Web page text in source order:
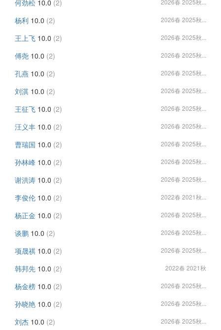
何劲松 10.0 (2) 2026春 2025秋...
杨利 10.0 (2) 2026春 2025秋...
王上飞 10.0 (2) 2026春 2025秋...
傅尧 10.0 (2) 2026春 2025秋...
孔燕 10.0 (2) 2026春 2025秋...
刘淇 10.0 (2) 2026春 2025秋...
王征飞 10.0 (2) 2026春 2025秋...
汪义丰 10.0 (2) 2026春 2025秋...
曹瑞国 10.0 (2) 2026春 2025秋...
孙林峰 10.0 (2) 2026春 2025秋...
谢洪涛 10.0 (2) 2026春 2025秋...
李俊伦 10.0 (2) 2022春 2021秋...
杨正金 10.0 (2) 2026春 2025秋...
谈鹏 10.0 (2) 2026春 2025秋...
项晟祺 10.0 (2) 2026春 2025秋...
韩邦先 10.0 (2) 2022春 2021秋
杨金榜 10.0 (2) 2026春 2025秋...
孙晓艳 10.0 (2) 2026春 2025秋...
刘杰 10.0 (2) 2026春 2025秋...